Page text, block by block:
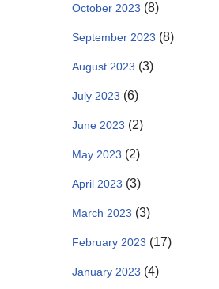
October 2023 (8)
September 2023 (8)
August 2023 (3)
July 2023 (6)
June 2023 (2)
May 2023 (2)
April 2023 (3)
March 2023 (3)
February 2023 (17)
January 2023 (4)